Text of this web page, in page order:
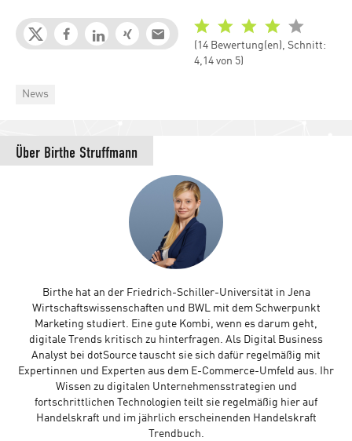
(14 Bewertung(en), Schnitt:
4,14 von 5)
Categories
News
Über Birthe Struffmann
Birthe hat an der Friedrich-Schiller-Universität in Jena
Wirtschaftswissenschaften und BWL mit dem Schwerpunkt
Marketing studiert. Eine gute Kombi, wenn es darum geht,
digitale Trends kritisch zu hinterfragen. Als Digital Business
Analyst bei dotSource tauscht sie sich dafür regelmäßig mit
Expertinnen und Experten aus dem E-Commerce-Umfeld aus. Ihr
Wissen zu digitalen Unternehmensstrategien und
fortschrittlichen Technologien teilt sie regelmäßig hier auf
Handelskraft und im jährlich erscheinenden Handelskraft
Trendbuch.